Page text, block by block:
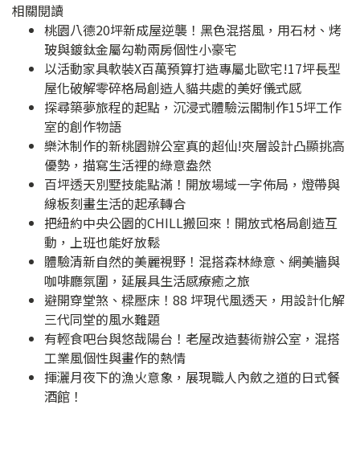
相關閱讀
桃園八德20坪新成屋逆襲！黑色混搭風，用石材、烤
玻與鍍鈦金屬勾勒兩房個性小豪宅
以活動家具軟裝X百萬預算打造專屬北歐宅!17坪長型
屋化破解零碎格局創造人貓共處的美好儀式感
探尋築夢旅程的起點，沉浸式體驗沄閣制作15坪工作
室的創作物語
樂沐制作的新桃園辦公室真的超仙!夾層設計凸顯挑高
優勢，描寫生活裡的綠意盎然
百坪透天別墅技能點滿！開放場域一字佈局，燈帶與
線板刻畫生活的起承轉合
把紐約中央公園的CHILL搬回來！開放式格局創造互
動，上班也能好放鬆
體驗清新自然的美麗視野！混搭森林綠意、網美牆與
咖啡廳氛圍，延展具生活感療癒之旅
避開穿堂煞、樑壓床！88 坪現代風透天，用設計化解
三代同堂的風水難題
有輕食吧台與悠哉陽台！老屋改造藝術辦公室，混搭
工業風個性與畫作的熱情
揮灑月夜下的漁火意象，展現職人內斂之道的日式餐
酒館！